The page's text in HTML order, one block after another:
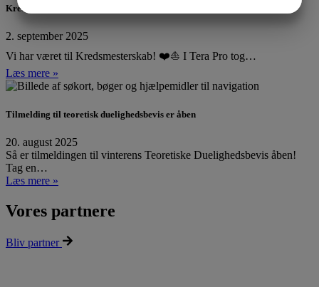
Kredsmesterskab 2025
2. september 2025
Vi har været til Kredsmesterskab! ❤️⛵ I Tera Pro tog…
Læs mere »
Tilmelding til teoretisk duelighedsbevis er åben
20. august 2025
Så er tilmeldingen til vinterens Teoretiske Duelighedsbevis åben!
Tag en…
Læs mere »
Vores partnere
Bliv partner